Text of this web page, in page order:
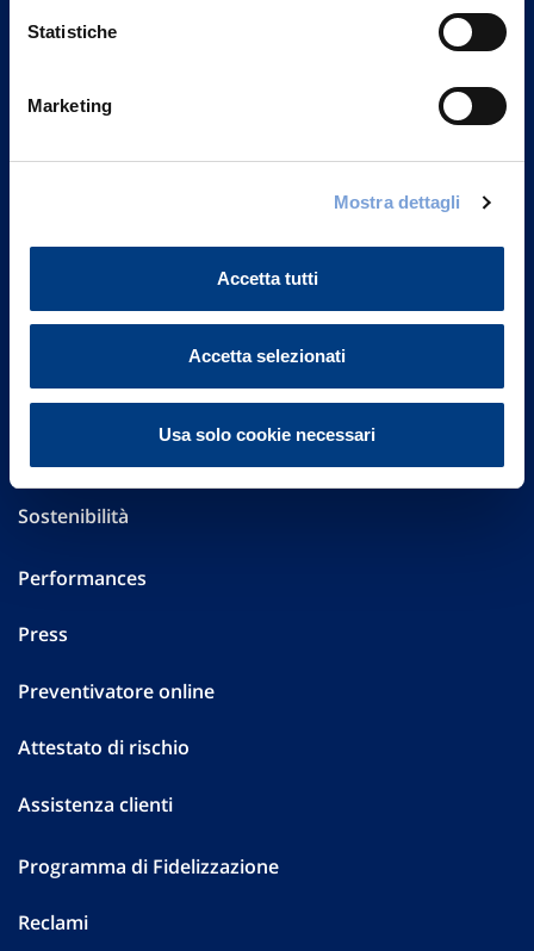
Statistiche
Marketing
Mostra dettagli
Accetta tutti
Accetta selezionati
Usa solo cookie necessari
Investor Relations
Altre informazioni
Sostenibilità
Performances
Press
Preventivatore online
Attestato di rischio
Assistenza clienti
Programma di Fidelizzazione
Reclami